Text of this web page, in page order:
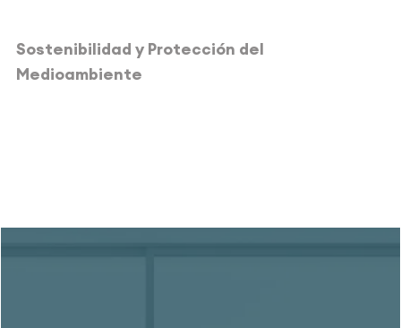
Sostenibilidad y Protección del
Medioambiente